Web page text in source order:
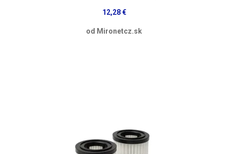
12,28 €
od Mironetcz.sk